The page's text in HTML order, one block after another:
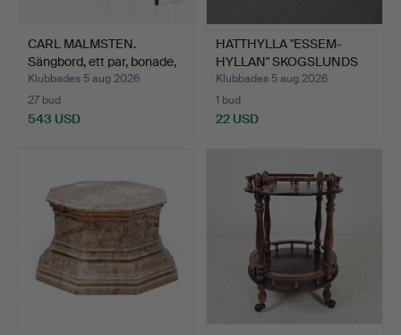
CARL MALMSTEN.
Sängbord, ett par, bonade,
…
Klubbades 5 aug 2026
27 bud
543 USD
HATTHYLLA "ESSEM-
HYLLAN" SKOGSLUNDS
METALL…
Klubbades 5 aug 2026
1 bud
22 USD